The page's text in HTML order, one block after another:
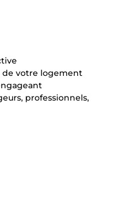
de votre logement
professionnels,